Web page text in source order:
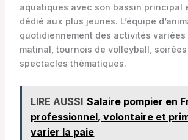
aquatiques avec son bassin principal
dédié aux plus jeunes. L’équipe
quotidiennement des activités variées
matinal, tournois de volleyball,
spectacles thématiques.
LIRE AUSSI Salaire pompier en
professionnel, volontaire et
varier la paie